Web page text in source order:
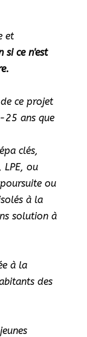
et
si ce n'est
ce projet
25 ans que
clés,
LPE, ou
ou
à la
solution à
à la
des